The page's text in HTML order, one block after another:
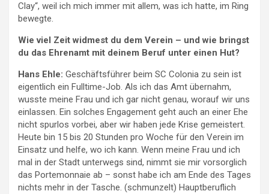
Clay“, weil ich mich immer mit allem, was ich hatte, im Ring
bewegte.
Wie viel Zeit widmest du dem Verein – und wie bringst
du das Ehrenamt mit deinem Beruf unter einen Hut?
Hans Ehle: Geschäftsführer beim SC Colonia zu sein ist
eigentlich ein Fulltime-Job. Als ich das Amt übernahm,
wusste meine Frau und ich gar nicht genau, worauf wir uns
einlassen. Ein solches Engagement geht auch an einer Ehe
nicht spurlos vorbei, aber wir haben jede Krise gemeistert.
Heute bin 15 bis 20 Stunden pro Woche für den Verein im
Einsatz und helfe, wo ich kann. Wenn meine Frau und ich
mal in der Stadt unterwegs sind, nimmt sie mir vorsorglich
das Portemonnaie ab – sonst habe ich am Ende des Tages
nichts mehr in der Tasche. (schmunzelt) Hauptberuflich